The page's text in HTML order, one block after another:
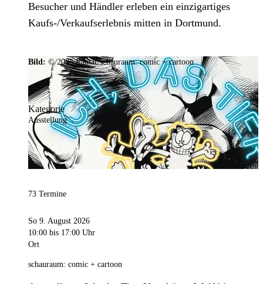
Besucher und Händler erleben ein einzigartiges
Kaufs-/Verkaufserlebnis mitten in Dortmund.
Bild: © 2025 Ramar/schauraum: comic + cartoon
Kategorie
Ausstellung
73 Termine
So 9. August 2026
10:00 bis 17:00 Uhr
Ort
schauraum: comic + cartoon